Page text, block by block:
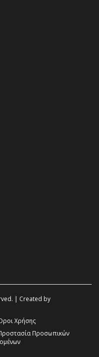
| Created by
Χρήσης
Προσωπικών